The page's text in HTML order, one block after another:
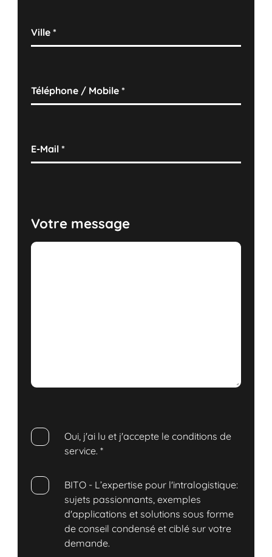
Ville*
Téléphone / Mobile*
E-Mail*
Votre message
Oui, j'ai lu et j'accepte le conditions de
service.*
BITO - L’expertise pour l'intralogistique:
sujets passionnants, exemples
d'applications et solutions sous forme
de conseil condensé et ciblé sur votre
demande.